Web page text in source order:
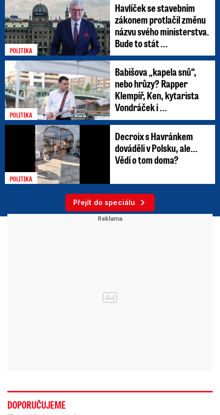
POLITIKA
Havlíček se stavebním
zákonem protlačil změnu
názvu svého ministerstva.
Bude to stát ...
POLITIKA
Babišova „kapela snů“,
nebo hrůzy? Rapper
Klempíř, Ken, kytarista
Vondráček i ...
POLITIKA
Decroix s Havránkem
dováděli v Polsku, ale…
Vědí o tom doma?
Přejít do speciálu
DOPORUČUJEME